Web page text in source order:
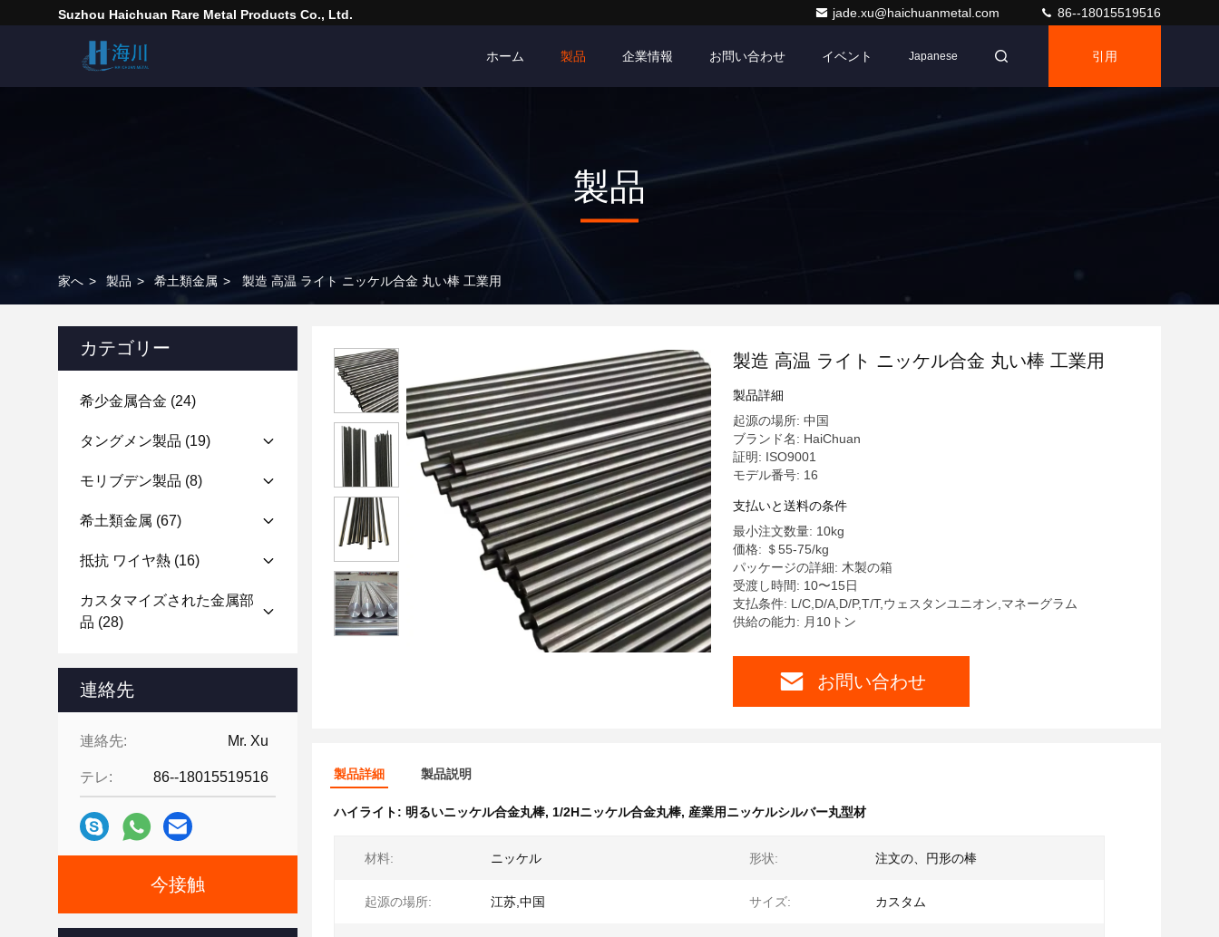
Suzhou Haichuan Rare Metal Products Co., Ltd. jade.xu@haichuanmetal.com 86--18015519516
ホーム 製品 企業情報 お問い合わせ イベント Japanese 引用
製品
家へ > 製品 > 希土類金属 > 製造 高温 ライト ニッケル合金 丸い棒 工業用
カテゴリー
希少金属合金 (24)
タングメン製品 (19)
モリブデン製品 (8)
希土類金属 (67)
抵抗 ワイヤ熱 (16)
カスタマイズされた金属部
品 (28)
連絡先
連絡先: Mr. Xu
テレ: 86--18015519516
今接触
製造 高温 ライト ニッケル合金 丸い棒 工業用
製品詳細
起源の場所: 中国
ブランド名: HaiChuan
証明: ISO9001
モデル番号: 16
支払いと送料の条件
最小注文数量: 10kg
価格: ＄55-75/kg
パッケージの詳細: 木製の箱
受渡し時間: 10〜15日
支払条件: L/C,D/A,D/P,T/T,ウェスタンユニオン,マネーグラム
供給の能力: 月10トン
お問い合わせ
製品詳細 製品説明
ハイライト: 明るいニッケル合金丸棒, 1/2Hニッケル合金丸棒, 産業用ニッケルシルバー丸型材
材料: ニッケル 形状: 注文の、円形の棒
起源の場所: 江苏,中国 サイズ: カスタム